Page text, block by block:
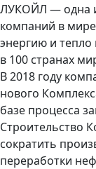
ЛУКОЙЛ — одна
компаний в
энергию и
в 100 странах
В 2018 году
нового
базе процесса
Строительство
сократить
переработки